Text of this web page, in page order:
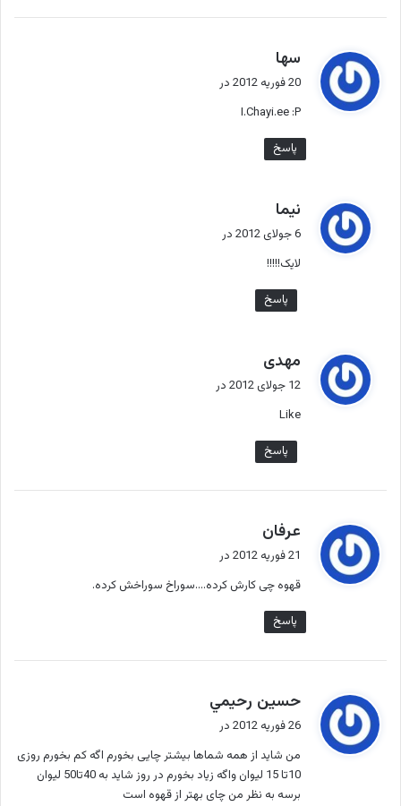
سها
:
20 فوریه 2012 در
I.Chayi.ee :P
پاسخ
نیما
ف
:
6 جولای 2012 در
لایک!!!!!
پاسخ
مهدی
12 جولای 2012 در
Like
پاسخ
عرفان
ف
:
21 فوریه 2012 در
قهوه چی کارش کرده….سوراخ سوراخش کرده.
پاسخ
حسين رحيمي
:
26 فوریه 2012 در
من شاید از همه شماها بیشتر چایی بخورم اگه کم بخورم روزی
10تا 15 لیوان واگه زیاد بخورم در روز شاید به 40تا50 لیوان
برسه به نظر من چای بهتر از قهوه است